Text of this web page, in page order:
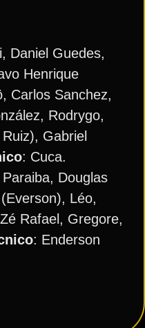
Daniel Guedes,
Henrique
Carlos Sanchez,
Rodrygo,
Gabriel
: Cuca.
Douglas
Léo,
Rafael, Gregore,
: Enderson